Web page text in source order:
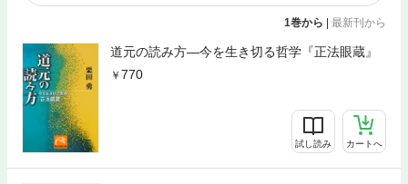
1巻から | 最新刊から
道元の読み方—今を生き切る哲学『正法眼蔵』
770
試し読み カートへ